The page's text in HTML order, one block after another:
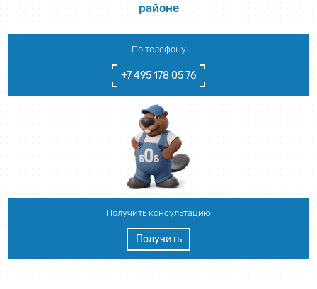
районе
По телефону
+7 495 178 05 76
Получить консультацию
Получить